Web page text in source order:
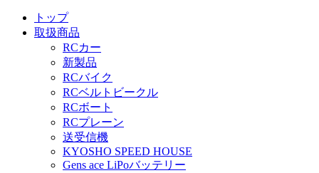
トップ
取扱商品
RCカー
新製品
RCバイク
RCベルトビークル
RCボート
RCプレーン
送受信機
KYOSHO SPEED HOUSE
Gens ace LiPoバッテリー